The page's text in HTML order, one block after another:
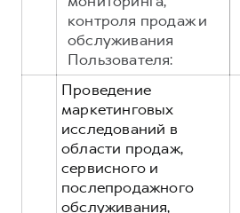
контроля продаж и
обслуживания
Пользователя:
Проведение
маркетинговых
исследований в
области продаж,
сервисного и
послепродажного
обслуживания,